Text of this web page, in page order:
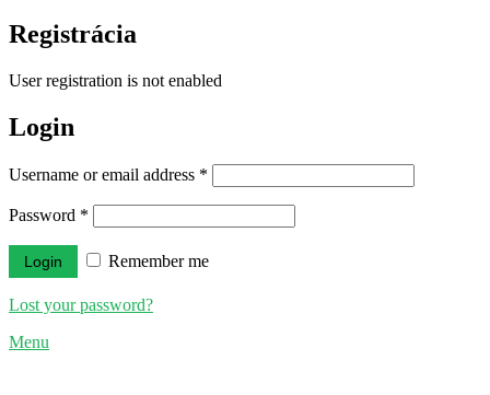
Registrácia
User registration is not enabled
Login
Username or email address *
Password *
Remember me
Lost your password?
Menu